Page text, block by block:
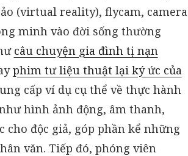
(virtual reality), flycam, camera
minh vào đời sống thường
câu chuyện gia đình tị nạn
phim tư liệu thuật lại ký ức của
cấp ví dụ cụ thể về thực hành
hình ảnh động, âm thanh,
độc giả, góp phần kể những
văn. Tiếp đó, phóng viên